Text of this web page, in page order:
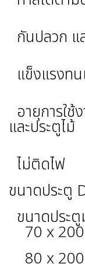
กันปลวก แ
แข็งแรงท
อายุการใช้
และประตูไม้
ไม่ติดไฟ
ขนาดประตู
ขนาดประ
70 x
80 x